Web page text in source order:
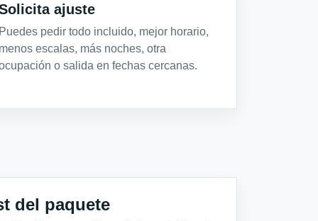
ajuste
Puedes pedir todo incluido, mejor horario,
menos escalas, más noches, otra
o salida en fechas cercanas.
del paquete